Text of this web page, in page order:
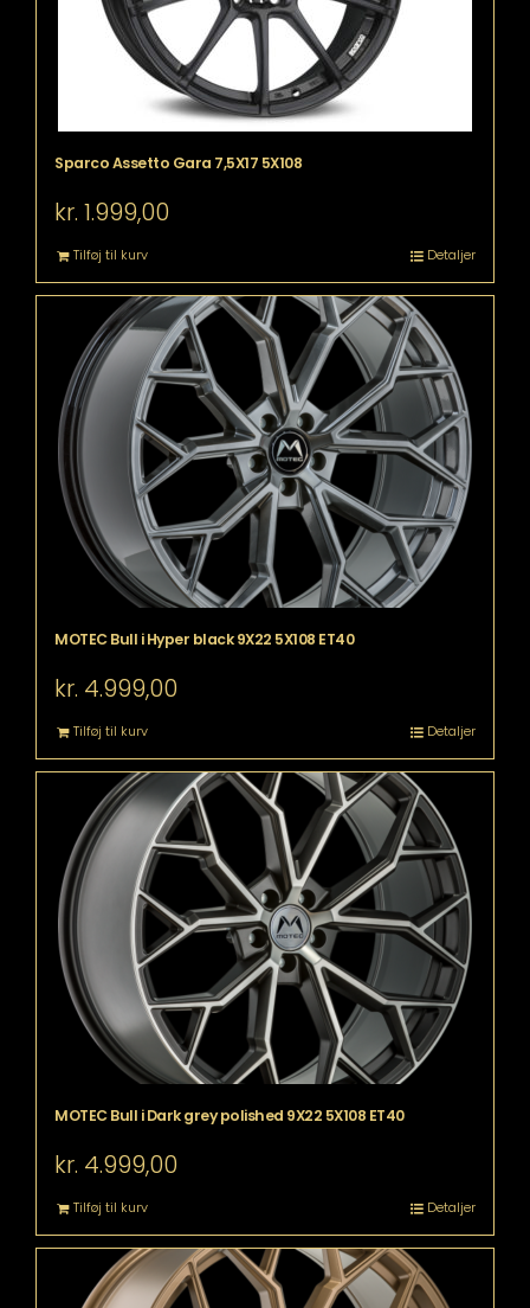
Sparco Assetto Gara 7,5X17 5X108
kr. 1.999,00
Tilføj til kurv Detaljer
MOTEC Bull i Hyper black 9X22 5X108 ET40
kr. 4.999,00
Tilføj til kurv Detaljer
MOTEC Bull i Dark grey polished 9X22 5X108 ET40
kr. 4.999,00
Tilføj til kurv Detaljer